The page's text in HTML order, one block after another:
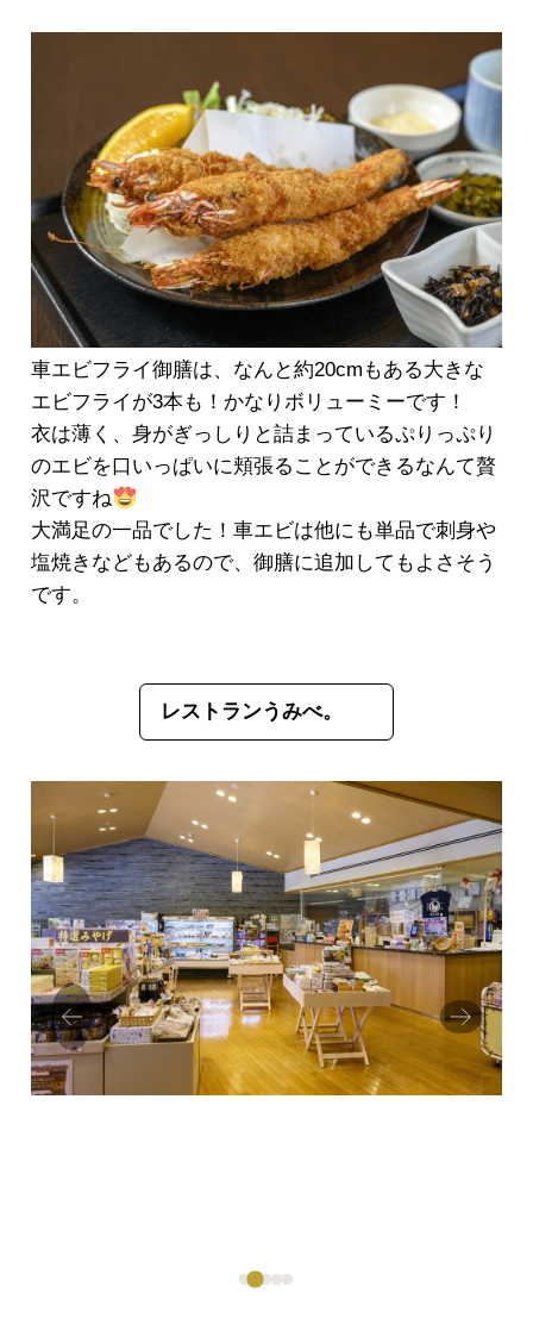
車エビフライ御膳は、なんと約20cmもある大きな
エビフライが3本も！かなりボリューミーです！
衣は薄く、身がぎっしりと詰まっているぷりっぷり
のエビを口いっぱいに頬張ることができるなんて贅
沢ですね
大満足の一品でした！車エビは他にも単品で刺身や
塩焼きなどもあるので、御膳に追加してもよさそう
です。
レストランうみべ。
Prev
ious
Next